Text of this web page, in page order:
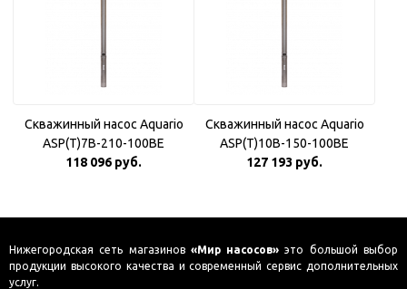
Скважинный насос Aquario
ASP(T)7B-210-100BE
118 096 руб.
Скважинный насос Aquario
ASP(T)10B-150-100BE
127 193 руб.
Нижегородская сеть магазинов «Мир насосов» это большой выбор
продукции высокого качества и современный сервис дополнительных
услуг.